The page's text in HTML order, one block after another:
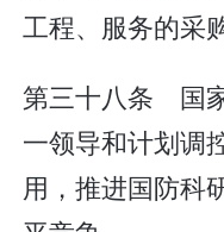
工程、服务的采
第三十八条 国
一领导和计划调
用，推进国防科